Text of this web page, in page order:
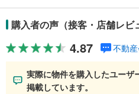
購入者の声（接客・店舗レビ
4.87 不動
実際に物件を購入したユーザ
掲載しています。